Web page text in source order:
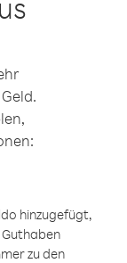
hinzugefügt,
zu den